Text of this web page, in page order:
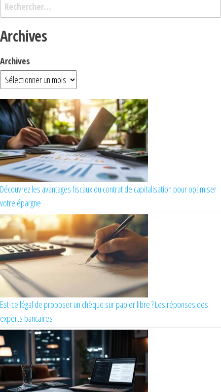
Archives
Archives
Découvrez les avantages fiscaux du contrat de capitalisation pour optimiser
votre épargne
Est-ce légal de proposer un chèque sur papier libre ? Les réponses des
experts bancaires